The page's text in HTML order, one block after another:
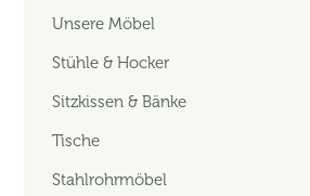
Unsere Möbel
Stühle & Hocker
Sitzkissen & Bänke
Tische
Stahlrohrmöbel